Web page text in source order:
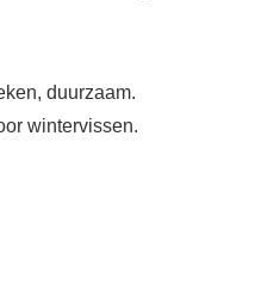
duurzaam.
wintervissen.